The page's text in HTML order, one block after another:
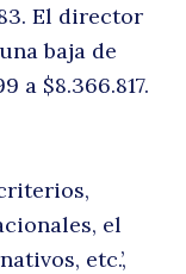
El director
baja de
a $8.366.817.
el
etc.’,